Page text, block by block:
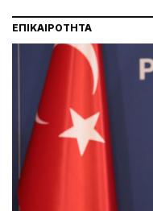
ΕΠΙΚΑΙΡΟΤΗΤΑ